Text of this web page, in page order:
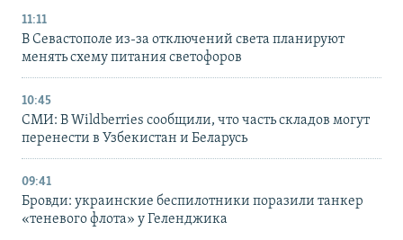
11:11
В Севастополе из-за отключений света планируют
менять схему питания светофоров
10:45
СМИ: В Wildberries сообщили, что часть складов могут
перенести в Узбекистан и Беларусь
09:41
Бровди: украинские беспилотники поразили танкер
«теневого флота» у Геленджика